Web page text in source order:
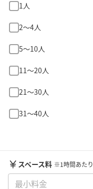
1人
2〜4人
5〜10人
11〜20人
21〜30人
31〜40人
スペース料 ※1時間あたり